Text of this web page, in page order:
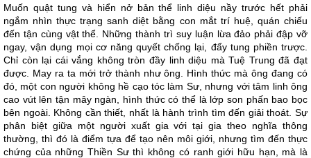
Muốn quật tung và hiển nở bản thể linh diệu nầy trước hết phải
ngắm nhìn thực trạng sanh diệt bằng con mắt trí huệ, quán chiếu
đến tận cùng vật thể. Những thành trì suy luận lừa đảo phải đập vỡ
ngay, vận dụng mọi cơ năng quyết chống lại, đẩy tung phiền trược.
Chỉ còn lại cái vắng không tròn đầy linh diệu mà Tuệ Trung đã đạt
được. May ra ta mới trở thành như ông. Hình thức mà ông đang có
đó, một con người không hề cạo tóc làm Sư, nhưng với tâm linh ông
cao vút lên tận mây ngàn, hình thức có thể là lớp son phấn bao bọc
bên ngoài. Không cần thiết, nhất là hành trình tìm đến giải thoát. Sự
phân biệt giữa một người xuất gia với tại gia theo nghĩa thông
thường, thì đó là điểm tựa để tạo nên môi giới, nhưng tìm đến thực
chứng của những Thiền Sư thì không có ranh giới hữu hạn, mà là